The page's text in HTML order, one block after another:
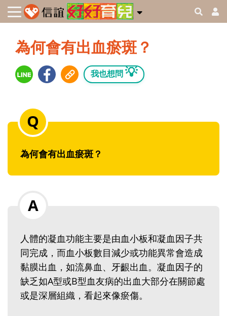
為何會有出血瘀斑？
我也想問 💡
為何會有出血瘀斑？
人體的凝血功能主要是由血小板和凝血因子共
同完成，而血小板數目減少或功能異常會造成
黏膜出血，如流鼻血、牙齦出血。凝血因子的
缺乏如A型或B型血友病的出血大部分在關節處
或是深層組織，看起來像瘀傷。